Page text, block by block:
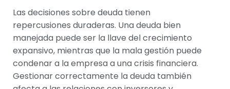
Las decisiones sobre deuda tienen
repercusiones duraderas. Una deuda bien
manejada puede ser la llave del crecimiento
expansivo, mientras que la mala gestión puede
condenar a la empresa a una crisis financiera.
Gestionar correctamente la deuda también